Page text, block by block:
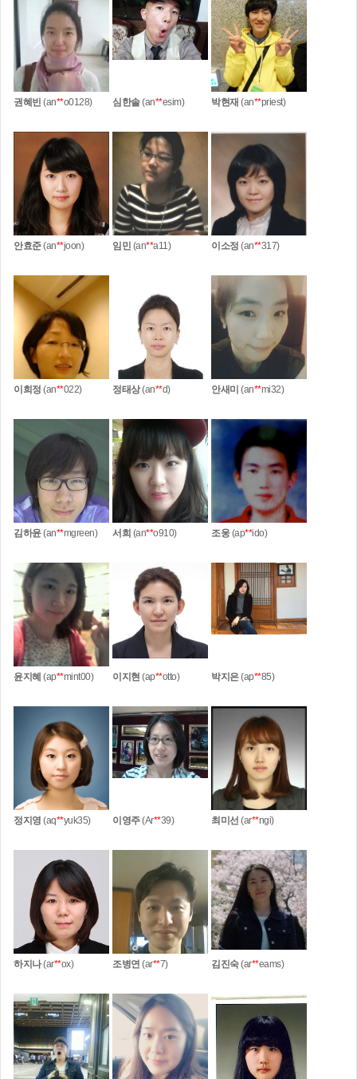
권혜빈 (an**o0128) 심한솔(an**esim) 박현재 (an**priest)
안효준(an**joon) 임민 (an**a11) 이소정 (an**317)
이희정 (an**022) 정태상(an**d) 안새미 (an**mi32)
김하윤(an**mgreen) 서희 (an**o910) 조웅(ap**ido)
윤지혜 (ap**mint00) 이지현 (ap**otto) 박지은(ap**85)
정지영 (aq**yuk35) 이영주(Ar**39) 최미선 (ar**ngi)
하지나(ar**ox) 조병연 (ar**7) 김진숙(ar**eams)